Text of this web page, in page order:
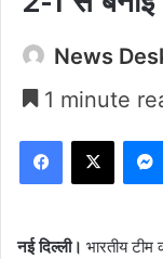
News
1 minute
Facebook
X
नई दिल्ली। भारतीय